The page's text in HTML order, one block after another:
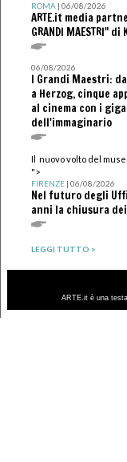
ROMA| 06/08/2026
ARTE.it media
GRANDI MAESTRI" di
06/08/2026
I Grandi Maestri:
a Herzog, cinque
al cinema con i
dell'immaginario
Il nuovo volto del
">
FIRENZE| 06/08/2026
Nel futuro degli
anni la chiusura
LEGGI TUTTO >
ARTE.it è una